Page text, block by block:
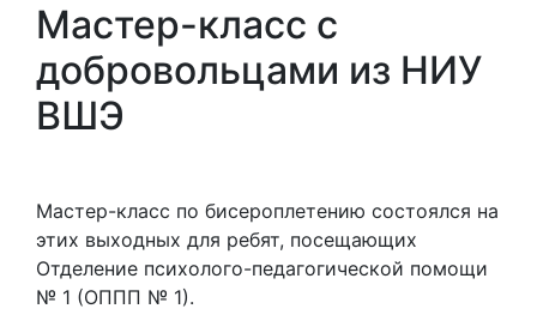
Мастер-класс с
добровольцами из НИУ
ВШЭ
Мастер-класс по бисероплетению состоялся на
этих выходных для ребят, посещающих
Отделение психолого-педагогической помощи
№ 1 (ОППП № 1).